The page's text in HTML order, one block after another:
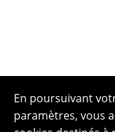
En poursuivant
paramètres, vous